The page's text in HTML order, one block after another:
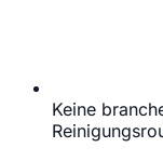
Keine